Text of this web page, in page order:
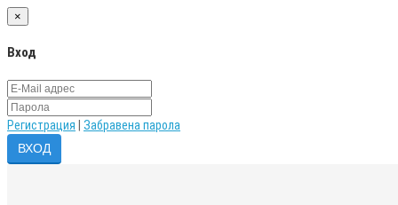
×
Вход
Регистрация Забравена парола